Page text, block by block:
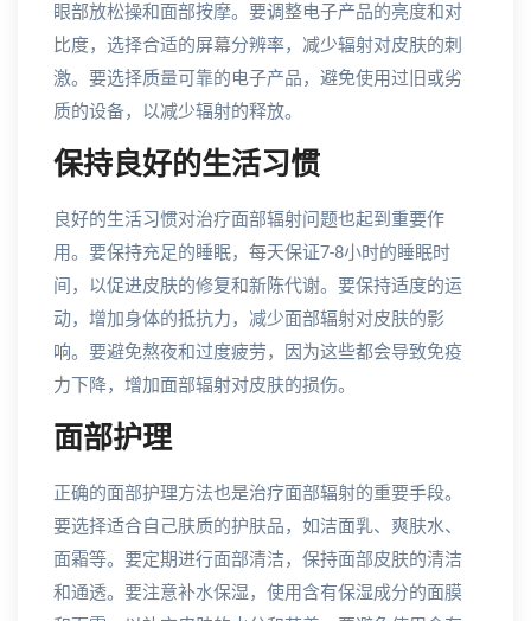
眼部放松操和面部按摩。要调整电子产品的亮度和对
比度，选择合适的屏幕分辨率，减少辐射对皮肤的刺
激。要选择质量可靠的电子产品，避免使用过旧或劣
质的设备，以减少辐射的释放。
保持良好的生活习惯
良好的生活习惯对治疗面部辐射问题也起到重要作
用。要保持充足的睡眠，每天保证7-8小时的睡眠时
间，以促进皮肤的修复和新陈代谢。要保持适度的运
动，增加身体的抵抗力，减少面部辐射对皮肤的影
响。要避免熬夜和过度疲劳，因为这些都会导致免疫
力下降，增加面部辐射对皮肤的损伤。
面部护理
正确的面部护理方法也是治疗面部辐射的重要手段。
要选择适合自己肤质的护肤品，如洁面乳、爽肤水、
面霜等。要定期进行面部清洁，保持面部皮肤的清洁
和通透。要注意补水保湿，使用含有保湿成分的面膜